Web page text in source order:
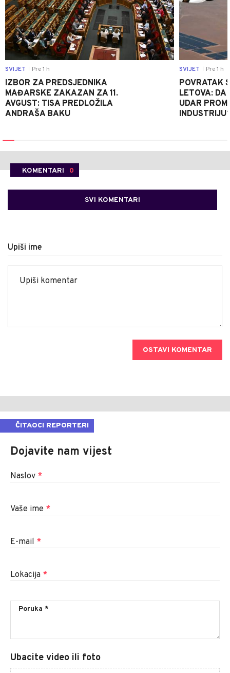
SVIJET Pre 1 h
IZBOR ZA PREDSJEDNIKA
MAĐARSKE ZAKAZAN ZA 11.
AVGUST: TISA PREDLOŽILA
ANDRAŠA BAKU
SVIJET Pre 1 h
POVRATAK
LETOVA: DA
UDAR
KOMENTARI 0
SVI KOMENTARI
Upiši ime
OSTAVI KOMENTAR
ČITAOCI REPORTERI
Dojavite nam vijest
Naslov *
Vaše ime *
E-mail *
Lokacija *
Ubacite video ili foto